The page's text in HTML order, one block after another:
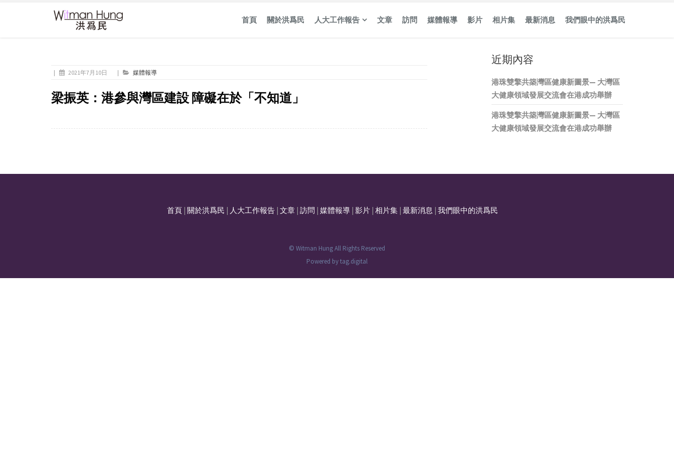
首頁 關於洪爲民 人大工作報告 文章 訪問 媒體報導 影片 相片集 最新消息 我們眼中的洪爲民
| 2021年7月10日 | 媒體報導
梁振英：港參與灣區建設 障礙在於「不知道」
近期內容
港珠雙擎共築灣區健康新圖景— 大灣區
大健康領域發展交流會在港成功舉辦
港珠雙擎共築灣區健康新圖景— 大灣區
大健康領域發展交流會在港成功舉辦
首頁 關於洪爲民 人大工作報告 文章 訪問 媒體報導 影片 相片集 最新消息 我們眼中的洪爲民
© Witman Hung All Rights Reserved
Powered bytag.digital